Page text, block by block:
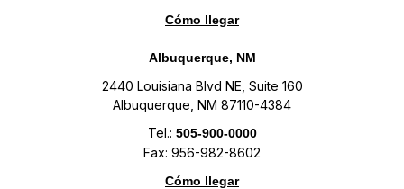
Cómo llegar
Albuquerque, NM
2440 Louisiana Blvd NE, Suite 160
Albuquerque, NM 87110-4384
Tel.: 505-900-0000
Fax: 956-982-8602
Cómo llegar